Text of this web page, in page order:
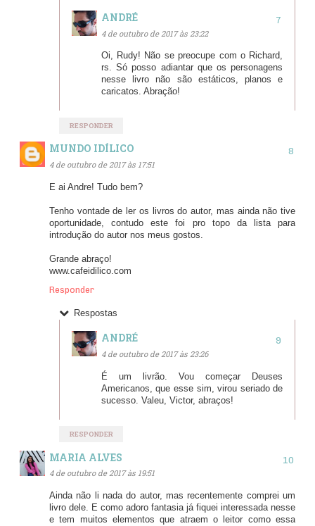
ANDRÉ
4 de outubro de 2017 às 23:22
Oi, Rudy! Não se preocupe com o Richard,
rs. Só posso adiantar que os personagens
nesse livro não são estáticos, planos e
caricatos. Abração!
RESPONDER
MUNDO IDÍLICO
4 de outubro de 2017 às 17:51
E ai Andre! Tudo bem?
Tenho vontade de ler os livros do autor, mas ainda não tive
oportunidade, contudo este foi pro topo da lista para
introdução do autor nos meus gostos.
Grande abraço!
www.cafeidilico.com
Responder
Respostas
ANDRÉ
4 de outubro de 2017 às 23:26
É um livrão. Vou começar Deuses
Americanos, que esse sim, virou seriado de
sucesso. Valeu, Victor, abraços!
RESPONDER
MARIA ALVES
4 de outubro de 2017 às 19:51
Ainda não li nada do autor, mas recentemente comprei um
livro dele. E como adoro fantasia já fiquei interessada nesse
e tem muitos elementos que atraem o leitor como essa